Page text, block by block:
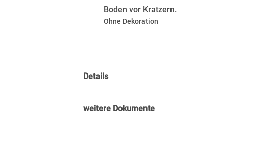
Boden vor Kratzern.
Ohne Dekoration
Details
weitere Dokumente